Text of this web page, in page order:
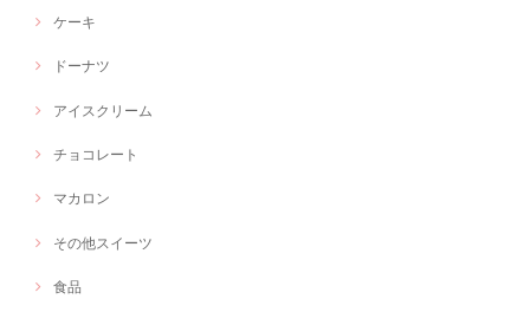
ケーキ
ドーナツ
アイスクリーム
チョコレート
マカロン
その他スイーツ
食品